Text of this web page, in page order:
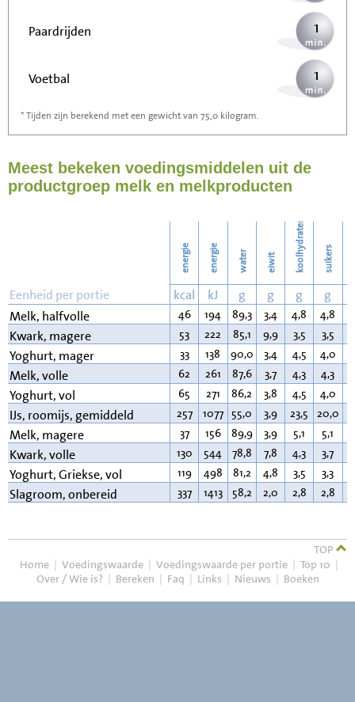
Paardrijden 1
Voetbal 1
Stofzuigen
Strijken
3
* Tijden zijn berekend met een gewicht van 75,0 kilogram.
Meest bekeken voedingsmiddelen uit de
productgroep melk en melkproducten
energie energie water eiwit koolhydraten suikers
Eenheid per portie kcal kJ g g g g
Melk, halfvolle
46 194 89,3 3,4 4,8 4,8
Kwark, magere 53 222 85,1 9,9 3,5 3,5
Yoghurt, mager 33 138 90,0 3,4 4,5 4,0
Melk, volle 62 261 87,6 3,7 4,3 4,3
Yoghurt, vol 65 271 86,2 3,8 4,5 4,0
IJs, roomijs, gemiddeld 257 1077 55,0 3,9 23,5 20,0
Melk, magere 37 156 89,9 3,9 5,1 5,1
Kwark, volle 130 544 78,8 7,8 4,3 3,7
Yoghurt, Griekse, vol 119 498 81,2 4,8 3,5 3,3
Slagroom, onbereid 337 1413 58,2 2,0 2,8 2,8
TOP
Home | Voedingswaarde | Voedingswaarde per portie | Top 10 |
Over / Wie is? | Bereken | Faq | Links | Nieuws | Boeken